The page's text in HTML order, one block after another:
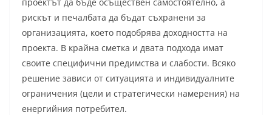
рискът и печалбата да бъдат съхранени за
организацията, което подобрява доходността на
проекта. В крайна сметка и двата подхода имат
своите специфични предимства и слабости. Всяко
решение зависи от ситуацията и индивидуалните
ограничения (цели и стратегически намерения) на
енергийния потребител.